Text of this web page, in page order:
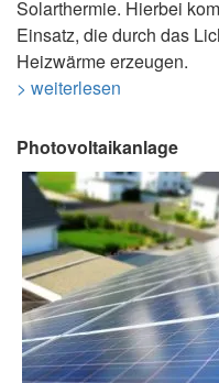
Solarthermie. Hierbei
Einsatz, die durch das
Heizwärme erzeugen.
> weiterlesen
Photovoltaikanlage